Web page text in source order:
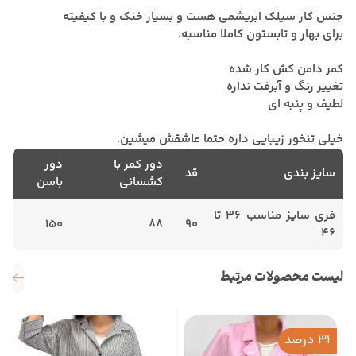
جنس کار سیلک ابریشمی هست و بسیار خنک و با کیفیته
برای بهار و تابستون کاملا مناسبه.
کمر دامن کش کار شده
تغییر رنگ و آبرفت نداره
لطیف و پنبه ای
خیلی تنخور زیبایی داره حتما عاشقش میشین.
سایز بندی
قد
دور کمر با
کشسانی
دور
باسن
فری سایز مناسب 36 تا
46
90
88
150
لیست محصولات مرتبط
31 درصد